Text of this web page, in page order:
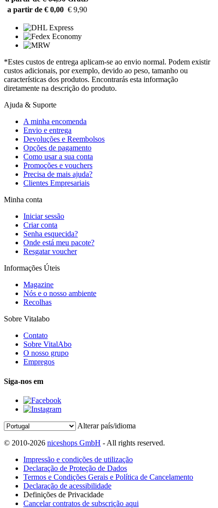
a partir de € 0,00 € 9,90
*Estes custos de entrega aplicam-se ao envio normal. Podem existir
custos adicionais, por exemplo, devido ao peso, tamanho ou
características dos produtos. Encontrarás esta informação
diretamente na descrição do produto.
Ajuda & Suporte
A minha encomenda
Envio e entrega
Devoluções e Reembolsos
Opções de pagamento
Como usar a sua conta
Promoções e vouchers
Precisa de mais ajuda?
Clientes Empresariais
Minha conta
Iniciar sessão
Criar conta
Senha esquecida?
Onde está meu pacote?
Resgatar voucher
Informações Úteis
Magazine
Nós e o nosso ambiente
Recolhas
Sobre Vitalabo
Contato
Sobre VitalAbo
O nosso grupo
Empregos
Siga-nos em
Alterar país/idioma
© 2010-2026 niceshops GmbH - All rights reserved.
Impressão e condições de utilização
Declaração de Proteção de Dados
Termos e Condições Gerais e Política de Cancelamento
Declaração de acessibilidade
Definições de Privacidade
Cancelar contratos de subscrição aqui